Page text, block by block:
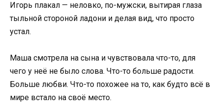
Игорь плакал — неловко, по-мужски, вытирая глаза
тыльной стороной ладони и делая вид, что просто
устал.
Маша смотрела на сына и чувствовала что-то, для
чего у неё не было слова. Что-то больше радости.
Больше любви. Что-то похожее на то, как будто всё в
мире встало на своё место.